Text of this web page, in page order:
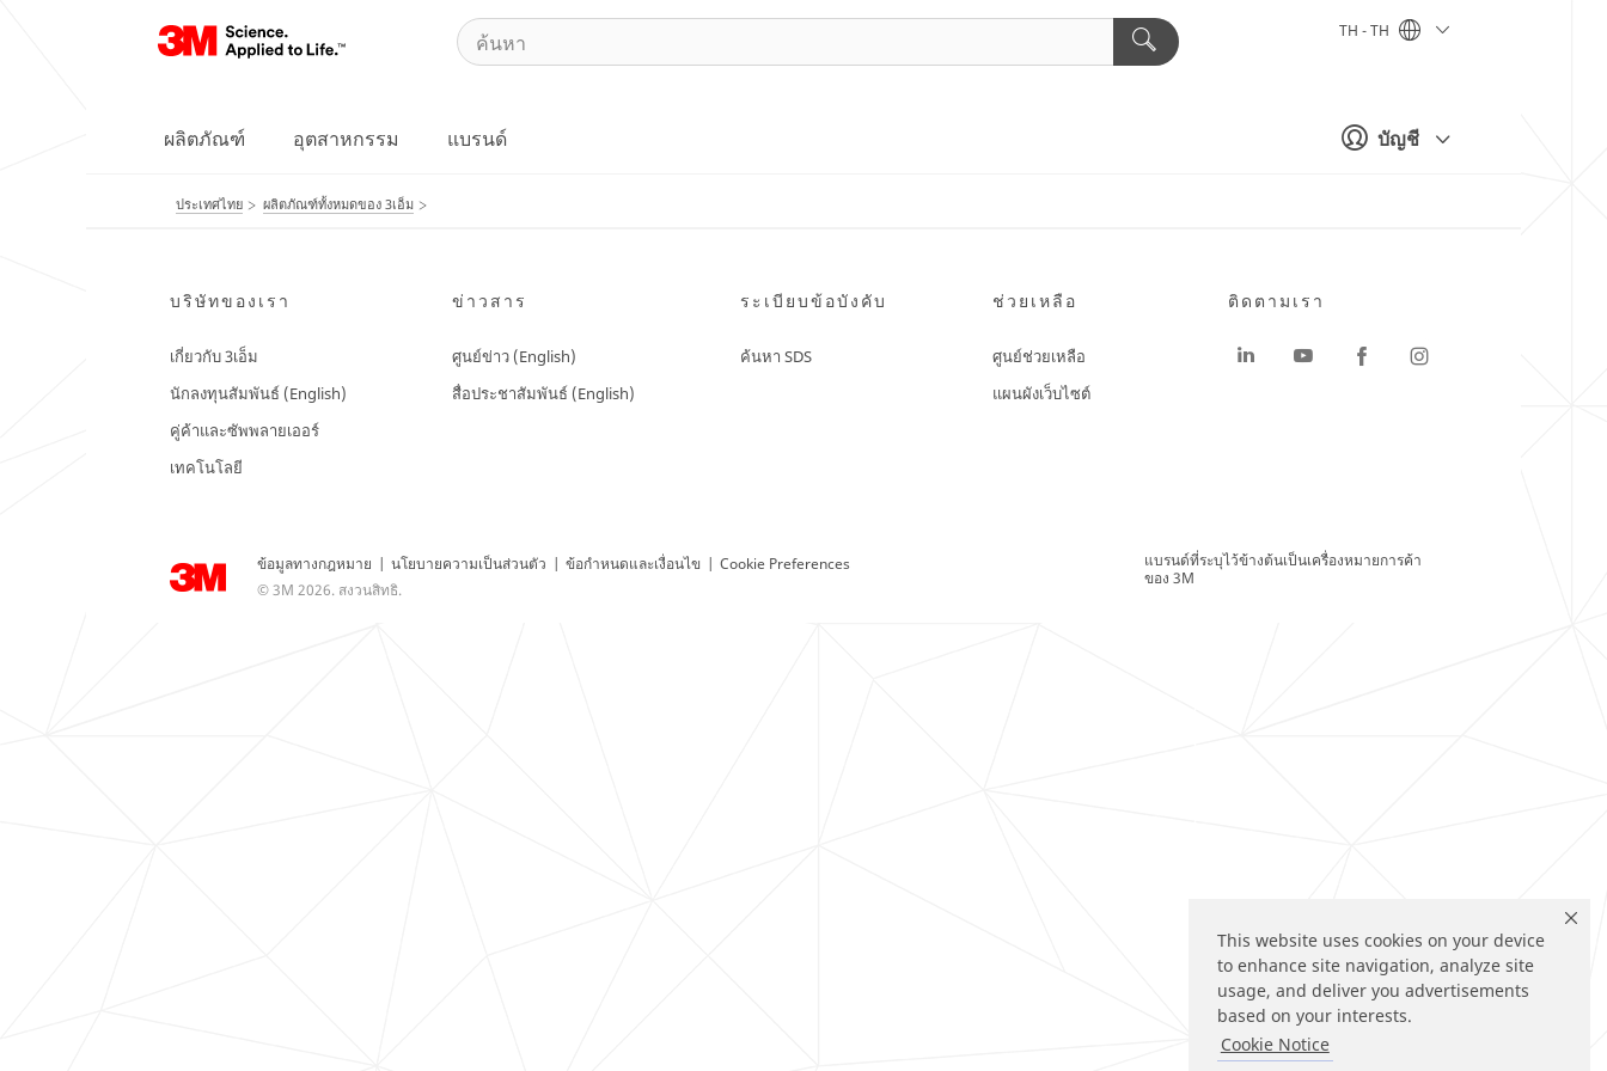
This website uses cookies on your device
to enhance site navigation, analyze site
usage, and deliver you advertisements
based on your interests.
Cookie Notice
บัญชี
TH - TH
ผลิตภัณฑ์ อุตสาหกรรม แบรนด์
ประเทศไทย ผลิตภัณฑ์ทั้งหมดของ 3เอ็ม
บริษัทของเรา
เกี่ยวกับ 3เอ็ม
นักลงทุนสัมพันธ์ (English)
คู่ค้าและซัพพลายเออร์
เทคโนโลยี
ข่าวสาร
ศูนย์ข่าว (English)
สื่อประชาสัมพันธ์ (English)
ระเบียบข้อบังคับ
ค้นหา SDS
ช่วยเหลือ
ศูนย์ช่วยเหลือ
แผนผังเว็บไซต์
ข้อมูลทางกฎหมาย | นโยบายความเป็นส่วนตัว | ข้อกำหนดและเงื่อนไข | Cookie Preferences
© 3M 2026. สงวนสิทธิ.
ติดตามเรา
แบรนด์ที่ระบุไว้ข้างต้นเป็นเครื่องหมายการค้า
ของ 3M